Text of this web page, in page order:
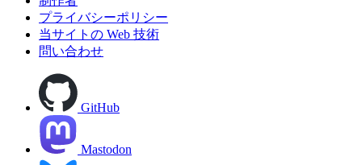
プライバシーポリシー
当サイトの Web 技術
問い合わせ
GitHub
Mastodon